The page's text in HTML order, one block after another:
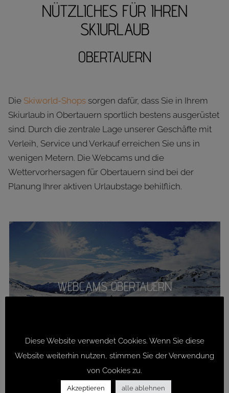
NÜTZLICHES FÜR IHREN
SKIURLAUB
OBERTAUERN
Die Skiworld-Shopssorgen dafür, dass Sie in Ihrem
Skiurlaub in Obertauern sportlich bestens ausgerüstet
sind. Durch die zentrale Lage unserer Geschäfte mit
Verleih, Service und Verkauf erreichen Sie uns in
wenigen Metern. Die Webcams und die
Wettervorhersagen für Obertauern sind bei der
Planung Ihrer aktiven Urlaubstage behilflich.
WEBCAMS OBERTAUERN
Diese Website verwendet Cookies. Wenn Sie diese
Website weiterhin nutzen, stimmen Sie der Verwendung
von Cookies zu.
Akzeptieren alle ablehnen